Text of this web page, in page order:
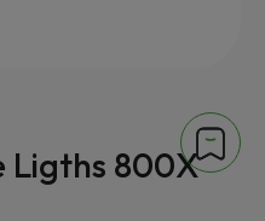
Ligths 800X